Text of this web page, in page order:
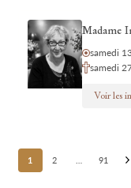
Madame
samedi
samedi
Voir les
Posts
pagination
1 2 91